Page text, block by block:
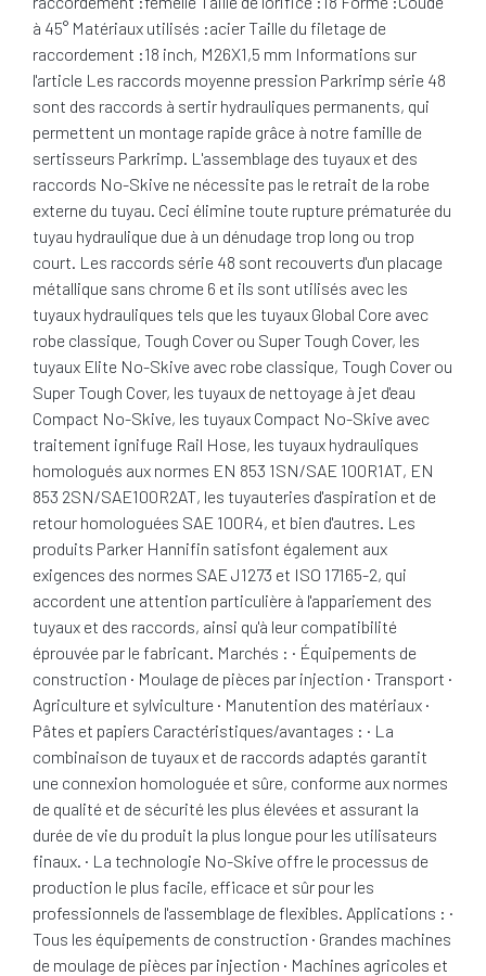
à 45° Matériaux utilisés :acier Taille du filetage de
raccordement :18 inch, M26X1,5 mm Informations sur
l'article Les raccords moyenne pression Parkrimp série 48
sont des raccords à sertir hydrauliques permanents, qui
permettent un montage rapide grâce à notre famille de
sertisseurs Parkrimp. L'assemblage des tuyaux et des
raccords No-Skive ne nécessite pas le retrait de la robe
externe du tuyau. Ceci élimine toute rupture prématurée du
tuyau hydraulique due à un dénudage trop long ou trop
court. Les raccords série 48 sont recouverts d'un placage
métallique sans chrome 6 et ils sont utilisés avec les
tuyaux hydrauliques tels que les tuyaux Global Core avec
robe classique, Tough Cover ou Super Tough Cover, les
tuyaux Elite No-Skive avec robe classique, Tough Cover ou
Super Tough Cover, les tuyaux de nettoyage à jet d'eau
Compact No-Skive, les tuyaux Compact No-Skive avec
traitement ignifuge Rail Hose, les tuyaux hydrauliques
homologués aux normes EN 853 1SN/SAE 100R1AT, EN
853 2SN/SAE100R2AT, les tuyauteries d'aspiration et de
retour homologuées SAE 100R4, et bien d'autres. Les
produits Parker Hannifin satisfont également aux
exigences des normes SAE J1273 et ISO 17165-2, qui
accordent une attention particulière à l'appariement des
tuyaux et des raccords, ainsi qu'à leur compatibilité
éprouvée par le fabricant. Marchés : · Équipements de
construction · Moulage de pièces par injection · Transport ·
Agriculture et sylviculture · Manutention des matériaux ·
Pâtes et papiers Caractéristiques/avantages : · La
combinaison de tuyaux et de raccords adaptés garantit
une connexion homologuée et sûre, conforme aux normes
de qualité et de sécurité les plus élevées et assurant la
durée de vie du produit la plus longue pour les utilisateurs
finaux. · La technologie No-Skive offre le processus de
production le plus facile, efficace et sûr pour les
professionnels de l'assemblage de flexibles. Applications : ·
Tous les équipements de construction · Grandes machines
de moulage de pièces par injection · Machines agricoles et